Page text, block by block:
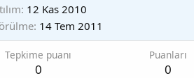
12 Kas 2010
14 Tem 2011
Tepkime puanı
0
Puanları
0